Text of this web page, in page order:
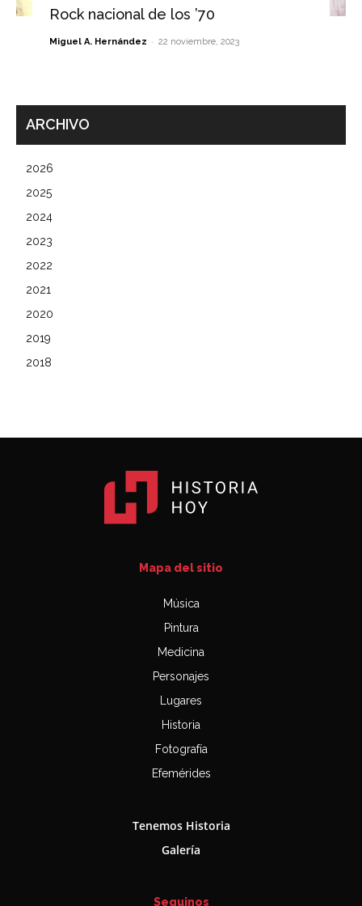
Rock nacional de los ’70
Miguel A. Hernández - 22 noviembre, 2023
ARCHIVO
2026
2025
2024
2023
2022
2021
2020
2019
2018
Mapa del sitio
Música
Pintura
Medicina
Personajes
Lugares
Historia
Fotografía
Efemérides
Tenemos Historia
Galería
Seguinos